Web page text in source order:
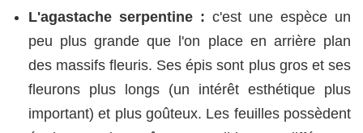
L'agastache serpentine : c'est une espèce un
peu plus grande que l'on place en arrière plan
des massifs fleuris. Ses épis sont plus gros et ses
fleurons plus longs (un intérêt esthétique plus
important) et plus goûteux. Les feuilles possèdent